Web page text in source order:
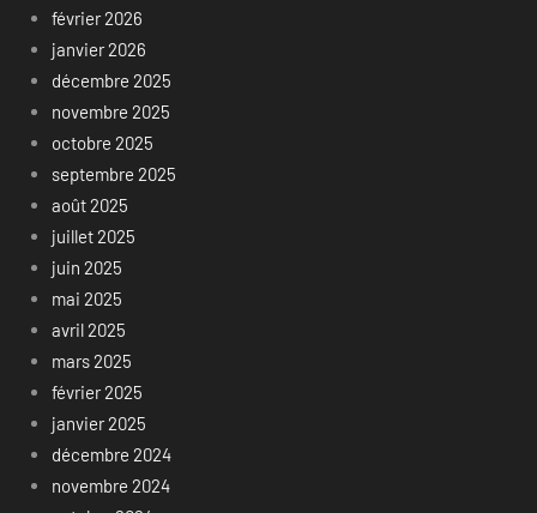
février 2026
janvier 2026
décembre 2025
novembre 2025
octobre 2025
septembre 2025
août 2025
juillet 2025
juin 2025
mai 2025
avril 2025
mars 2025
février 2025
janvier 2025
décembre 2024
novembre 2024